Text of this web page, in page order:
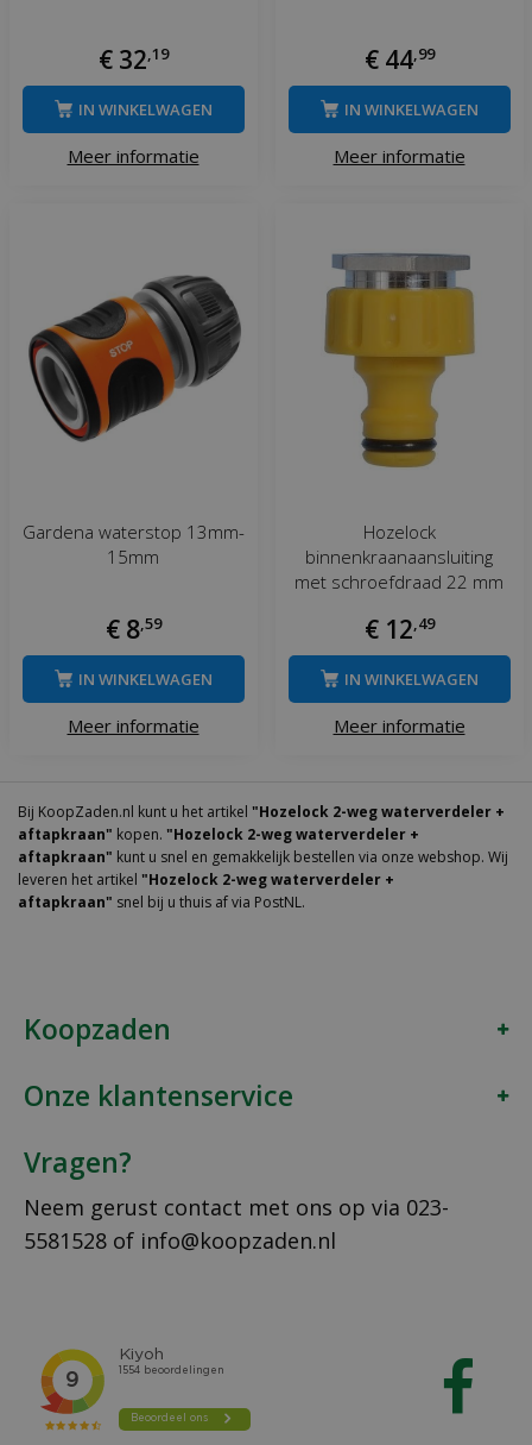
€ 32,19
Meer informatie
IN WINKELWAGEN
€ 44,99
Meer informatie
IN WINKELWAGEN
Gardena waterstop 13mm-
15mm
€ 8,59
Meer informatie
IN WINKELWAGEN
Hozelock
binnenkraanaansluiting
met schroefdraad 22 mm
€ 12,49
Meer informatie
IN WINKELWAGEN
Bij KoopZaden.nl kunt u het artikel "Hozelock 2-weg waterverdeler +
aftapkraan" kopen. "Hozelock 2-weg waterverdeler +
aftapkraan" kunt u snel en gemakkelijk bestellen via onze webshop. Wij
leveren het artikel "Hozelock 2-weg waterverdeler +
aftapkraan" snel bij u thuis af via PostNL.
Koopzaden
Onze klantenservice
Vragen?
Neem gerust contact met ons op via 023-
5581528 of info@koopzaden.nl